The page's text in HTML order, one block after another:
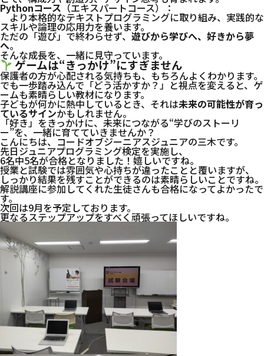
Pythonコース （エキスパートコース）：
より本格的なテキストプログラミングに取り組み、実践的な
スキルや論理の応用力を養います。
ただの「遊び」で終わらせず、 遊びから学びへ、好きから夢
へ。
そんな成長を、一緒に見守っています。
ゲームは“きっかけ”にすぎません
保護者の方が心配される気持ちも、もちろんよくわかります。
でも一歩踏み込んで「どう活かすか？」と視点を変えると、ゲ
ームも素晴らしい教材になります。
子どもが何かに熱中しているとき、それは未来の可能性が育っ
ているサインかもしれません。
「好き」をきっかけに、未来につながる“学びのストーリ
ー”を、一緒に育てていきませんか？
こんにちは、コードオブジーニアスジュニアの三木です。
先日ジュニアプログラミング検定を実施し、
6名中5名が合格となりました！嬉しいですね。
授業と試験では雰囲気や心持ちが違ったことと覆いますが、
しっかり結果を残すことができるのは素晴らしいことですね。
解説講座に参加してくれた生徒さんも合格になってよかったで
す。
次回は9月を予定しております。
更なるステップアップをすべく頑張ってほしいですね。